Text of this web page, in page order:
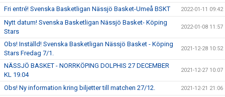
Fri entré! Svenska Basketligan Nässjö Basket-Umeå BSKT 2022-01-11 09:42
Nytt datum! Svenska Basketligan Nässjö Basket- Köping
Stars
2022-01-08 11:57
Obs! Inställd! Svenska Basketligan Nässjö Basket - Köping
Stars Fredag 7/1.
2021-12-28 10:52
NÄSSJÖ BASKET - NORRKÖPING DOLPHIS 27 DECEMBER
KL 19.04
2021-12-27 10:07
Obs! Ny information kring biljetter till matchen 27/12. 2021-12-21 21:06